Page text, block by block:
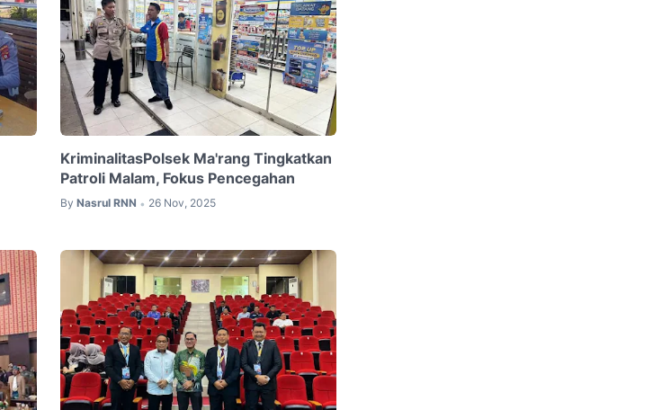
KriminalitasPolsek Ma'rang Tingkatkan
Patroli Malam, Fokus Pencegahan
By Nasrul RNN • 26 Nov, 2025